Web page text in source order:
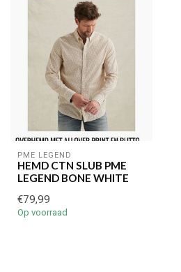
PME LEGEND
HEMD CTN SLUB PME
LEGEND BONE WHITE
€79,99
Op voorraad
Je korting is geldig bij een minimale